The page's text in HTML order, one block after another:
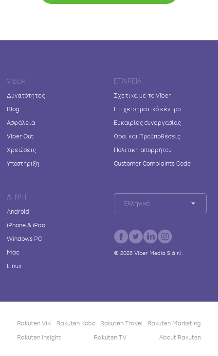
VIBER
Δυνατότητες
Blog
Ασφάλεια
Viber Out
Χρεώσεις
Υποστήριξη
ΕΤΑΙΡΕΊΑ
Σχετικά με το Viber
Επιχειρηματικό κέντρο
Ευκαιρίες συνεργασίας
Όροι και Προϋποθέσεις
Πολιτική απορρήτου
Customer Complaints Code
ΛΉΨΗ
Android
iPhone & iPad
Windows PC
Mac
Linux
Ελληνικά
© 2026Viber Media S.à r.l.
Rakuten Viki Rakuten Kobo Rakuten Travel
Rakuten Marketing
Rakuten Insight
Rakuten TV About Rakuten